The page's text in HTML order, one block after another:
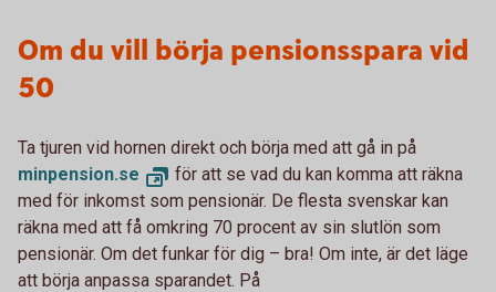
Om du vill börja pensionsspara vid
50
Ta tjuren vid hornen direkt och börja med att gå in på
minpension.se
för att se vad du kan komma att räkna
med för inkomst som pensionär. De flesta svenskar kan
räkna med att få omkring 70 procent av sin slutlön som
pensionär. Om det funkar för dig – bra! Om inte, är det läge
att börja anpassa sparandet. På